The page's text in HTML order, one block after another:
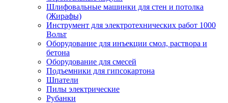
Шлифовальные машинки для стен и потолка
(Жирафы)
Инструмент для электротехнических работ 1000
Вольт
Оборудование для инъекции смол, раствора и
бетона
Оборудование для смесей
Подъемники для гипсокартона
Шпатели
Пилы электрические
Рубанки